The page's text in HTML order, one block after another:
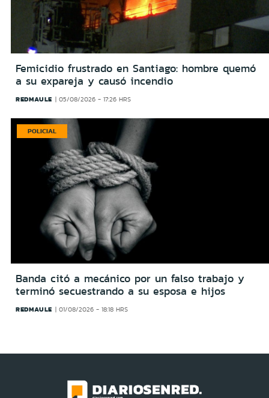
Femicidio frustrado en Santiago: hombre quemó
a su expareja y causó incendio
REDMAULE 05/08/2026 - 17:26 HRS
POLICIAL
Banda citó a mecánico por un falso trabajo y
terminó secuestrando a su esposa e hijos
REDMAULE 01/08/2026 - 18:18 HRS